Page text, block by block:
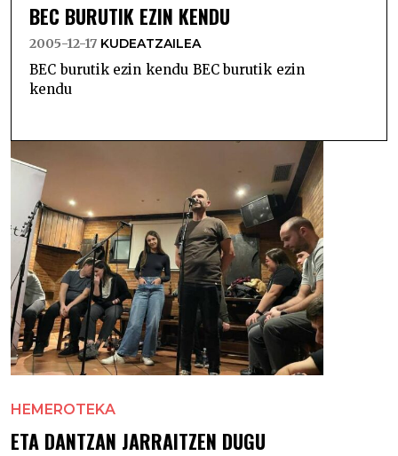
BEC BURUTIK EZIN KENDU
2005-12-17 KUDEATZAILEA
BEC burutik ezin kendu BEC burutik ezin
kendu
HEMEROTEKA
ETA DANTZAN JARRAITZEN DUGU